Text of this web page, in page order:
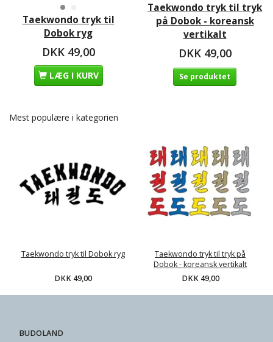
Taekwondo tryk til
Dobok ryg
DKK 49,00
LÆG I KURV
Taekwondo tryk til tryk
på Dobok - koreansk
vertikalt
DKK 49,00
Se produktet
Mest populære i kategorien
Taekwondo tryk til Dobok ryg
DKK 49,00
Taekwondo tryk til tryk på
Dobok - koreansk vertikalt
DKK 49,00
BUDOLAND